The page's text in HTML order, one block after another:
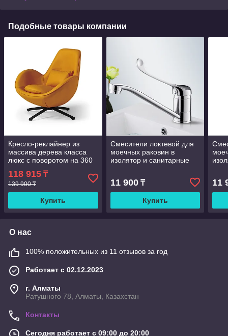
Подобные товары компании
Кресло-реклайнер из
массива дерева класса
люкс с поворотом на 360
градусов и регулировкой
высоты д
118 915 ₸
139 900 ₸
Купить
Смесители локтевой для
моечных раковин в
изолятор и санитарные
360 градусов, с длинной
ручкой
11 900₸
Купить
11
О нас
100% положительных из 11 отзывов за год
Работает с 02.12.2023
г. Алматы
Ратушного 78, Алматы, Казахстан
Контакты
Сегодня работает с 09:00 до 20:00